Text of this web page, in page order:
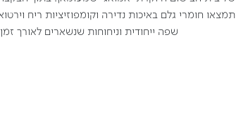
תמצאו חומרי גלם באיכות נדירה וקומפוזיציות ריח
שפה ייחודית וניחוחות שנשארים לאורך